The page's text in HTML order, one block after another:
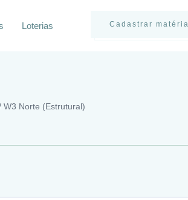
Cadastrar matéria
Loterias
W3 Norte (Estrutural)